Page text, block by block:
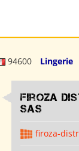
94600 Lingerie
Firoza
SAS
firoza-